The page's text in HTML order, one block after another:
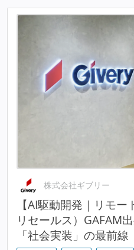
株式会社ギブリー
【AI駆動開発｜リモ
リセールス）GAFAM
「社会実装」の最前線